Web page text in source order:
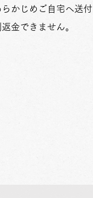
かじめご自宅へ送
金できません。